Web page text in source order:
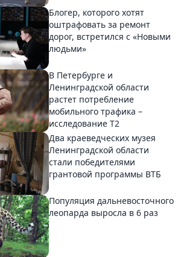
Блогер, которого хотят
оштрафовать за ремонт
дорог, встретился с «Новыми
людьми»
В Петербурге и
Ленинградской области
растет потребление
мобильного трафика –
исследование T2
Два краеведческих музея
Ленинградской области
стали победителями
грантовой программы ВТБ
Популяция дальневосточного
леопарда выросла в 6 раз